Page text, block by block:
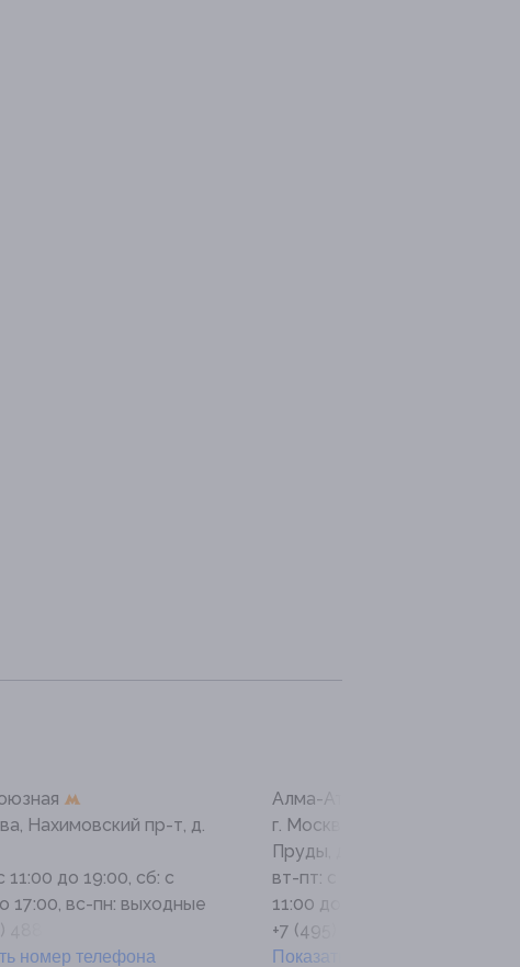
Нахимовский пр-т, д.
11:00 до 19:00, сб: с
17:00, вс-пн: выходные
488-69-02
номер телефона
Алма-Атинская
г. Москва, ул. Борисовские
Пруды, д. 26
вт-пт: с 11:00 до 19:00, сб: с
11:00 до 17:00, вс-пн:
+7 (495) 488-69-02
Показать номер телефона